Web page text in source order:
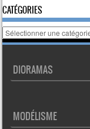
CATÉGORIES
Catégories
DIORAMAS
MODÉLISME